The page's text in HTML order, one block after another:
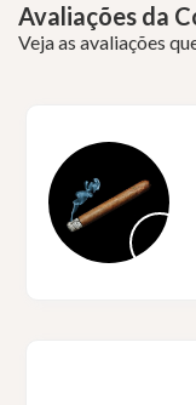
Avaliações da
Veja as avaliações